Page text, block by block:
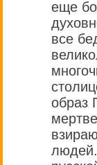
еще
все
образ